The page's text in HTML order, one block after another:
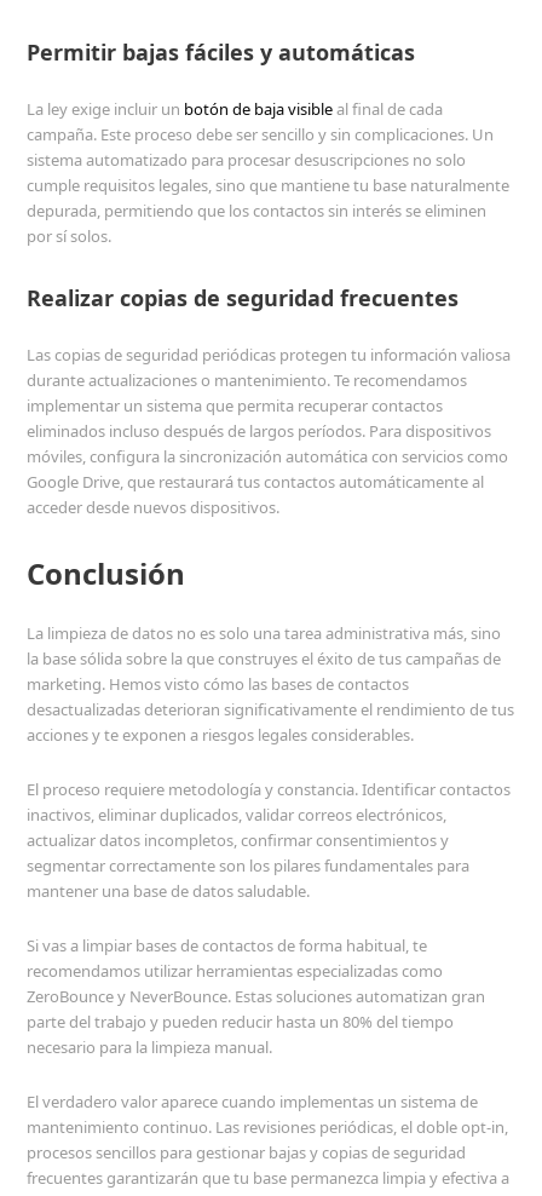
Permitir bajas fáciles y automáticas
La ley exige incluir un botón de baja visibleal final de cada
campaña. Este proceso debe ser sencillo y sin complicaciones. Un
sistema automatizado para procesar desuscripciones no solo
cumple requisitos legales, sino que mantiene tu base naturalmente
depurada, permitiendo que los contactos sin interés se eliminen
por sí solos.
Realizar copias de seguridad frecuentes
Las copias de seguridad periódicas protegen tu información valiosa
durante actualizaciones o mantenimiento. Te recomendamos
implementar un sistema que permita recuperar contactos
eliminados incluso después de largos períodos. Para dispositivos
móviles, configura la sincronización automática con servicios como
Google Drive, que restaurará tus contactos automáticamente al
acceder desde nuevos dispositivos.
Conclusión
La limpieza de datos no es solo una tarea administrativa más, sino
la base sólida sobre la que construyes el éxito de tus campañas de
marketing. Hemos visto cómo las bases de contactos
desactualizadas deterioran significativamente el rendimiento de tus
acciones y te exponen a riesgos legales considerables.
El proceso requiere metodología y constancia. Identificar contactos
inactivos, eliminar duplicados, validar correos electrónicos,
actualizar datos incompletos, confirmar consentimientos y
segmentar correctamente son los pilares fundamentales para
mantener una base de datos saludable.
Si vas a limpiar bases de contactos de forma habitual, te
recomendamos utilizar herramientas especializadas como
ZeroBounce y NeverBounce. Estas soluciones automatizan gran
parte del trabajo y pueden reducir hasta un 80% del tiempo
necesario para la limpieza manual.
El verdadero valor aparece cuando implementas un sistema de
mantenimiento continuo. Las revisiones periódicas, el doble opt-in,
procesos sencillos para gestionar bajas y copias de seguridad
frecuentes garantizarán que tu base permanezca limpia y efectiva a